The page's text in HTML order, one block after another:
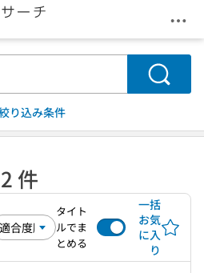
メ
検索
り込み条件
件
タイト
ルでま
とめる
一括
お気
に入
り